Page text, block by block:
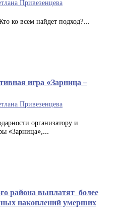
Привезенцева
ко всем найдет подход?...
игра «Зарница –
Привезенцева
организатору и
«Зарница»,...
района выплатят более
накоплений умерших